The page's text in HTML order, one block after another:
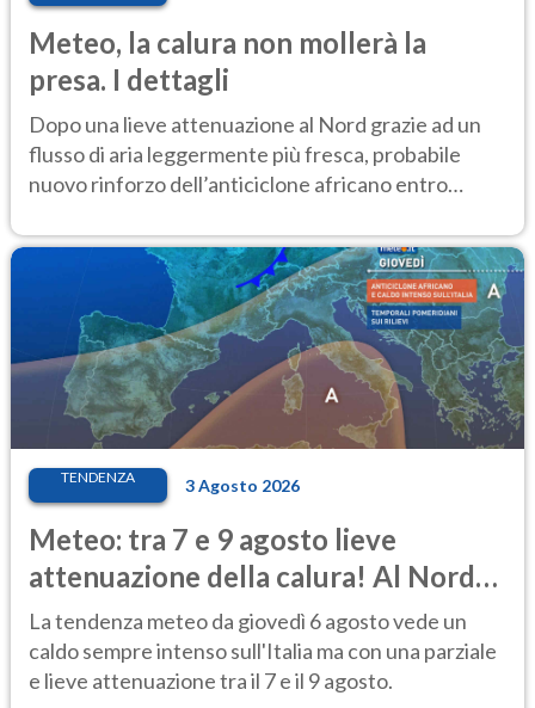
Meteo, la calura non mollerà la
presa. I dettagli
Dopo una lieve attenuazione al Nord grazie ad un
flusso di aria leggermente più fresca, probabile
nuovo rinforzo dell’anticiclone africano entro
TENDENZA 3 Agosto 2026
Meteo: tra 7 e 9 agosto lieve
attenuazione della calura! Al Nord
rischio temporali
La tendenza meteo da giovedì 6 agosto vede un
caldo sempre intenso sull'Italia ma con una parziale
e lieve attenuazione tra il 7 e il 9 agosto.